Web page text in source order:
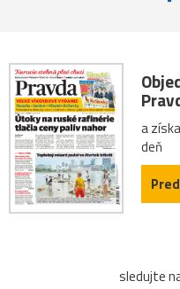
a
deň
sledujte